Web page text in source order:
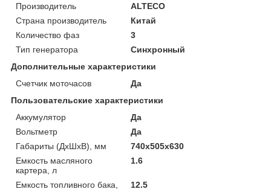
Производитель
ALTECO
Страна производитель
Китай
Количество фаз
3
Тип генератора
Синхронный
Дополнительные характеристики
Счетчик моточасов
Да
Пользовательские характеристики
Аккумулятор
Да
Вольтметр
Да
Габариты (ДхШхВ), мм
740x505x630
Емкость масляного
картера, л
1.6
Емкость топливного бака,
12.5